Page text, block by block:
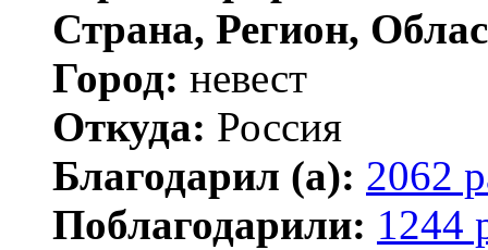
Страна, Регион,
Город: невест
Откуда: Россия
Благодарил (а): 2062
Поблагодарили: 1244